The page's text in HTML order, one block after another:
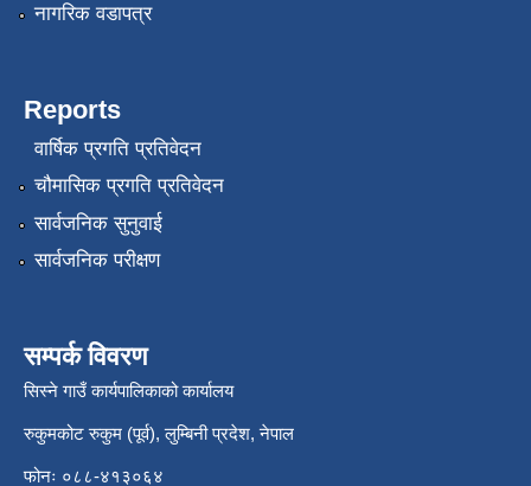
नागरिक वडापत्र
Reports
वार्षिक प्रगति प्रतिवेदन
चौमासिक प्रगति प्रतिवेदन
सार्वजनिक सुनुवाई
सार्वजनिक परीक्षण
सम्पर्क विवरण
सिस्ने गाउँ कार्यपालिकाको कार्यालय
रुकुमकोट रुकुम (पूर्व), लुम्बिनी प्रदेश, नेपाल
फोनः ०८८-४१३०६४